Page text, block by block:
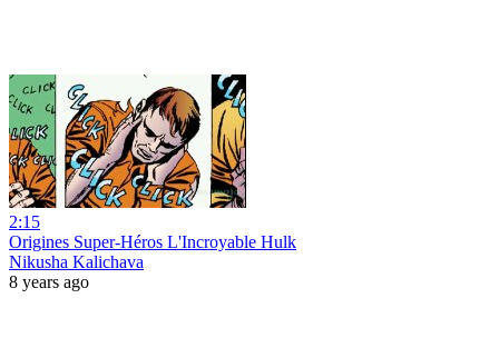
2:15
Origines Super-Héros L'Incroyable Hulk
Nikusha Kalichava
8 years ago